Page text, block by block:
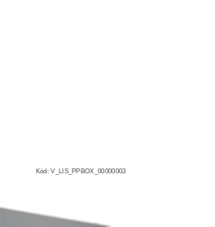
Kód:V_LIS_PPBOX_00000003